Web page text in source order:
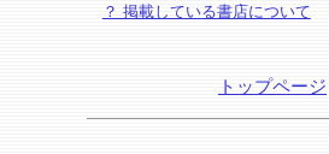
？ 掲載している書店について
トップページ